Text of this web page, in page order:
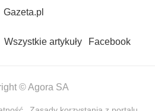
Gazeta.pl
Wszystkie artykuły Facebook
© Agora SA